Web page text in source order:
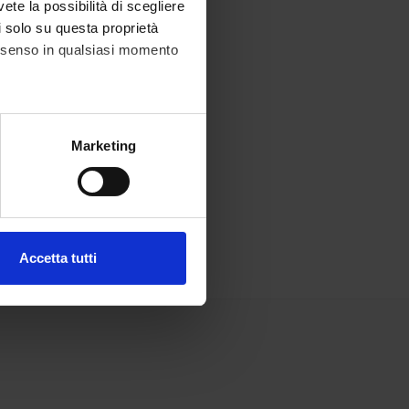
la possibilità di scegliere
su questa proprietà
in qualsiasi momento
metro,Marketing
Accetta tutti